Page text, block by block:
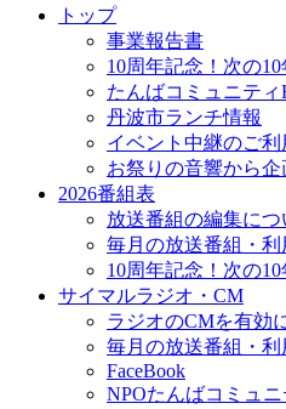
トップ
事業報告書
10周年記念！次の
たんばコミュニティ
丹波市ランチ情報
イベント中継のご利
お祭りの音響から企
2026番組表
放送番組の編集につ
毎月の放送番組・
10周年記念！次の
サイマルラジオ・CM
ラジオのCMを有効
毎月の放送番組・
FaceBook
NPOたんばコミュ